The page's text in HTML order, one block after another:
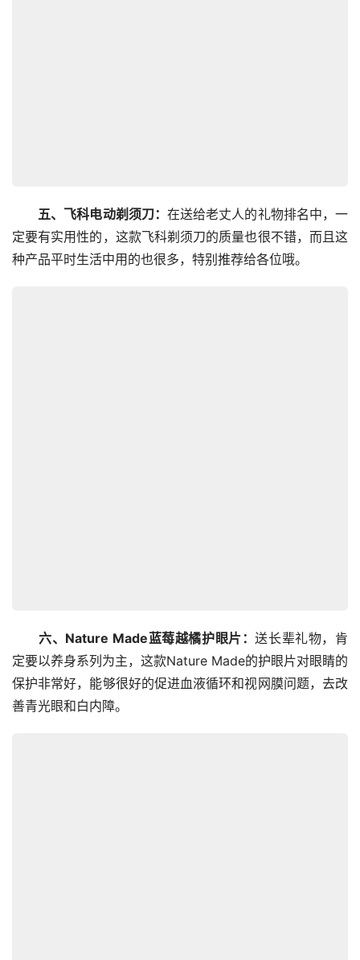
五、飞科电动剃须刀： 在送给老丈人的礼物排名中，一
定要有实用性的，这款飞科剃须刀的质量也很不错，而且这
种产品平时生活中用的也很多，特别推荐给各位哦。
六、Nature Made蓝莓越橘护眼片：送长辈礼物，肯
定要以养身系列为主，这款Nature Made的护眼片对眼睛的
保护非常好，能够很好的促进血液循环和视网膜问题，去改
善青光眼和白内障。